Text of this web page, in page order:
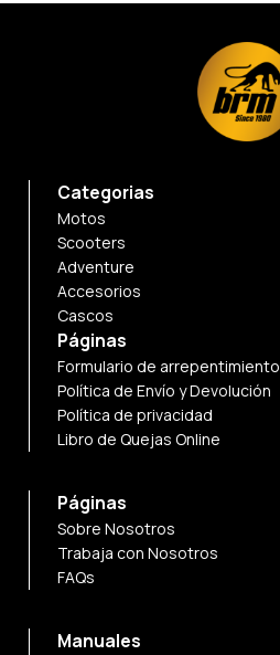
Categorias
Motos
Scooters
Adventure
Accesorios
Cascos
Páginas
Formulario de arrepentimiento
Política de Envío y Devolución
Política de privacidad
Libro de Quejas Online
Páginas
Sobre Nosotros
Trabaja con Nosotros
FAQs
Manuales